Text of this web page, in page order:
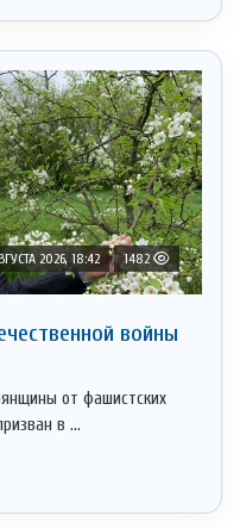
2026, 18:42 1482
войны
от фашистских
в ...